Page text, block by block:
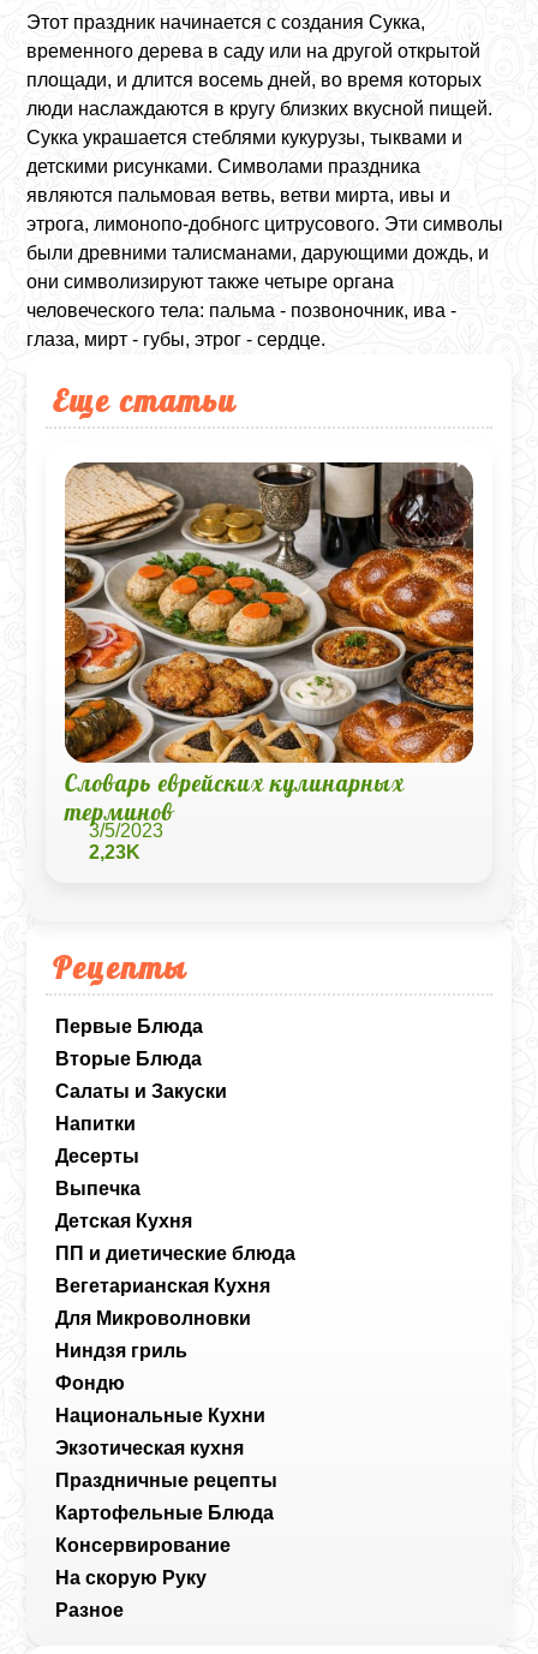
Рецепты
Первые Блюда
Вторые Блюда
Салаты и Закуски
Напитки
Десерты
Выпечка
Детская Кухня
ПП и диетические блюда
Вегетарианская Кухня
Для Микроволновки
Ниндзя гриль
Фондю
Национальные Кухни
Экзотическая кухня
Праздничные рецепты
Картофельные Блюда
Консервирование
На скорую Руку
Разное
Этот праздник начинается с создания Сукка,
временного дерева в саду или на другой открытой
площади, и длится восемь дней, во время которых
люди наслаждаются в кругу близких вкусной пищей.
Сукка украшается стеблями кукурузы, тыквами и
детскими рисунками. Символами праздника
являются пальмовая ветвь, ветви мирта, ивы и
этрога, лимонопо-добногс цитрусового. Эти символы
были древними талисманами, дарующими дождь, и
они символизируют также четыре органа
человеческого тела: пальма - позвоночник, ива -
глаза, мирт - губы, этрог - сердце.
Еще статьи
Словарь еврейских кулинарных
терминов
3/5/2023
2,23K